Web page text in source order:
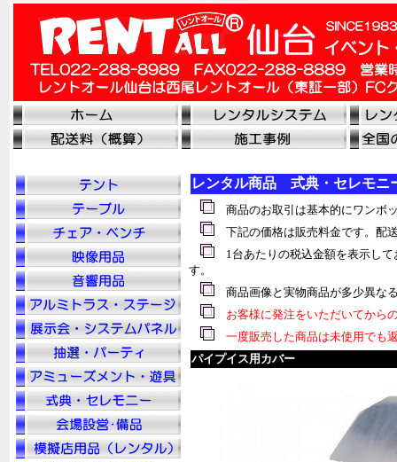
レンタル商品 式典・セレモニ
商品のお取引は基本的にワンボ
下記の価格は販売料金です。配
1台あたりの税込金額を表示して
す。
商品画像と実物商品が多少異な
お客様に発注をいただいてから
一度販売した商品は未使用でも
パイプイス用カバー